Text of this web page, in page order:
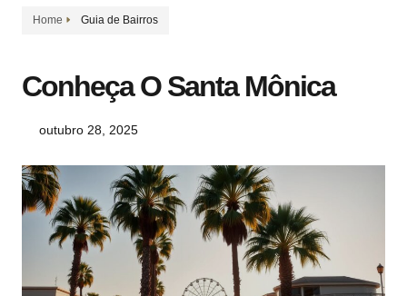
Home Guia de Bairros
Conheça O Santa Mônica
outubro 28, 2025